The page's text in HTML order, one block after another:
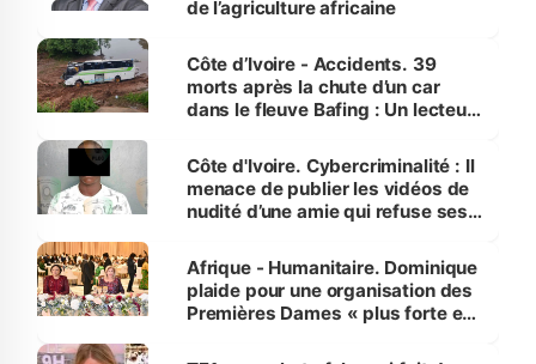
de l’agriculture africaine
Côte d’Ivoire - Accidents. 39
morts après la chute d’un car
dans le fleuve Bafing : Un lecteur
des Transports
Côte d'Ivoire. Cybercriminalité : Il
menace de publier les vidéos de
nudité d’une amie qui refuse ses
Afrique - Humanitaire. Dominique
plaide pour une organisation des
Premières Dames « plus forte et
sur la scène internationale »